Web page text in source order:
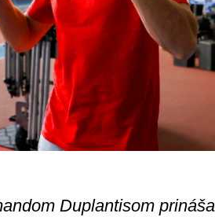
Duplantisom